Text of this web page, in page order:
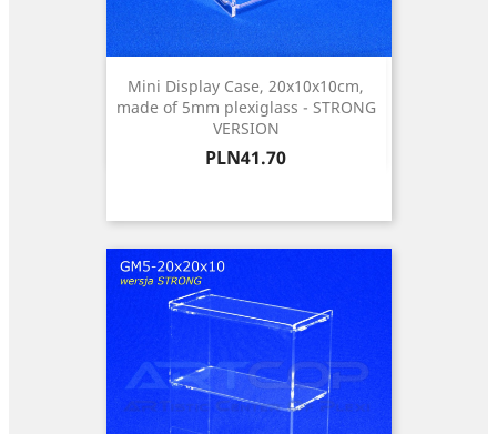
Mini Display Case, 20x10x10cm,
made of 5mm plexiglass - STRONG
VERSION
Price
PLN41.70